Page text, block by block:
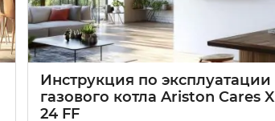
Инструкция по эксплуатации
газового котла Ariston Cares X
24 FF